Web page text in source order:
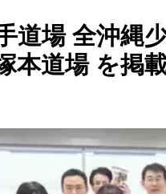
道場 全沖
道場 を掲